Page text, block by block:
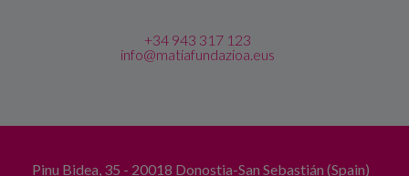
+34 943 317 123
info@matiafundazioa.eus
Pinu Bidea, 35 - 20018 Donostia-San Sebastián (Spain)